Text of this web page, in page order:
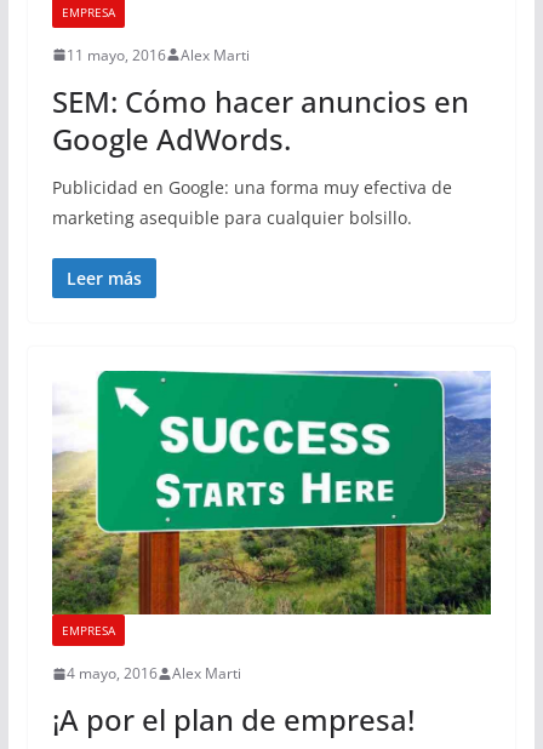
EMPRESA
11 mayo, 2016 Alex Marti
SEM: Cómo hacer anuncios en
Google AdWords.
Publicidad en Google: una forma muy efectiva de
marketing asequible para cualquier bolsillo.
Leer más
EMPRESA
4 mayo, 2016 Alex Marti
¡A por el plan de empresa!